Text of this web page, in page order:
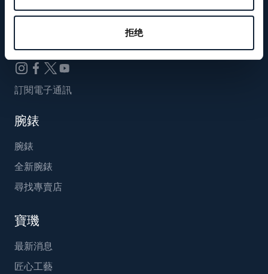
拒绝
WeChat ID
Breguet_China
訂閱電子通訊
腕錶
腕錶
全新腕錶
尋找專賣店
寶璣
最新消息
匠心工藝